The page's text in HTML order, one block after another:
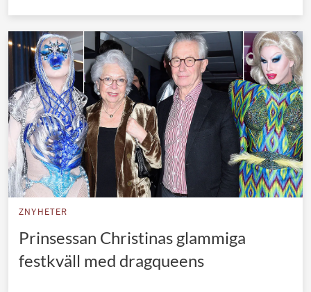
ZNYHETER
Prinsessan Christinas glammiga
festkväll med dragqueens